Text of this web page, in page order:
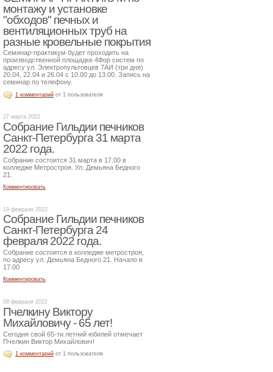
монтажу и установке
"обходов" печных и
вентиляционных труб на
разные кровельные покрытия
Семинар-практикум будет проходить на
производственной площадке 4Фор систем по
адресу ул. Электропультовцев 7АИ (три дня)
20.04, 22.04 и 26.04 с 10.00 до 13.00. Запись на
семинар по телефону.
1 комментарий от 1 пользователя
27 марта 2022
Собрание Гильдии печников
Санкт-Петербурга 31 марта
2022 года.
Собрание состоится 31 марта в 17.00 в
колледже Метростроя. Ул. Демьяна Бедного
21.
Комментировать
19 февраля 2022
Собрание Гильдии печников
Санкт-Петербурга 24
февраля 2022 года.
Собрание состоится в колледже метростроя,
по адресу ул. Демьяна Бедного 21. Начало в
17.00
Комментировать
08 февраля 2022
Пчелкину Виктору
Михайловичу - 65 лет!
Сегодня свой 65-ти летний юбилей отмечает
Пчелкин Виктор Михайлович!
1 комментарий от 1 пользователя